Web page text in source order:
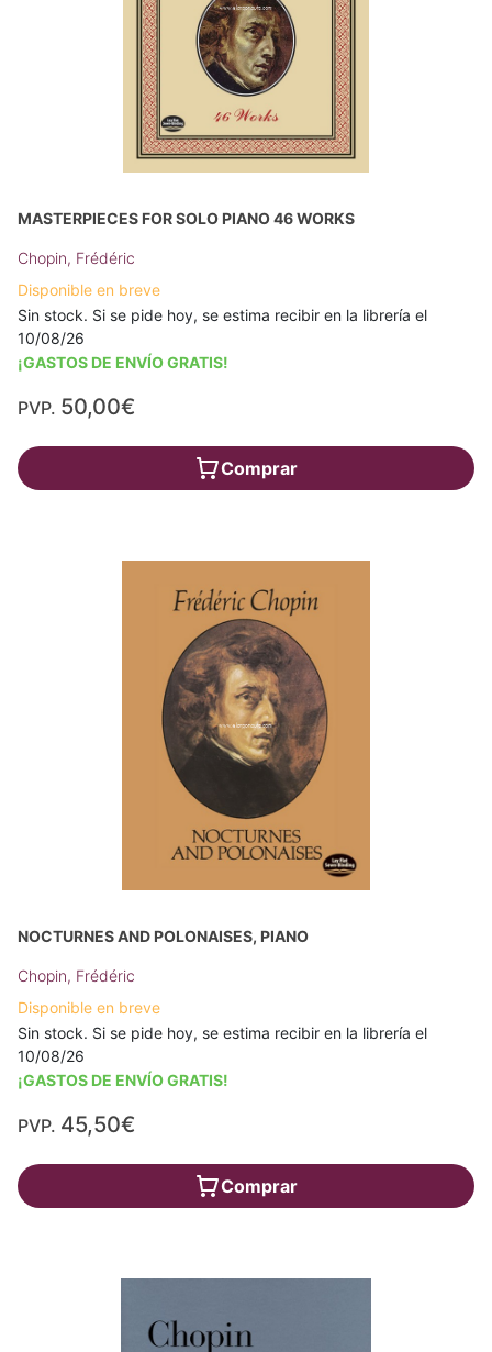
MASTERPIECES FOR SOLO PIANO 46 WORKS
Chopin, Frédéric
Disponible en breve
Sin stock. Si se pide hoy, se estima recibir en la librería el
10/08/26
¡GASTOS DE ENVÍO GRATIS!
PVP. 50,00€
Comprar
NOCTURNES AND POLONAISES, PIANO
Chopin, Frédéric
Disponible en breve
Sin stock. Si se pide hoy, se estima recibir en la librería el
10/08/26
¡GASTOS DE ENVÍO GRATIS!
PVP. 45,50€
Comprar